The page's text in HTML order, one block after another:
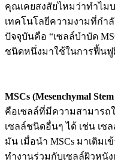
คุณเคยสงสัยไหมว่าทำไม
เทคโนโลยีความงามที่กำ
ปัจจุบันคือ “เซลล์บำบัด
ชนิดหนึ่งมาใช้ในการฟื้น
MSCs (Mesenchymal
คือเซลล์ที่มีความสามารถ
เซลล์ชนิดอื่นๆ ได้ เช่น เซ
มัน เมื่อนำ MSCs มาเติมเ
ทำงานร่วมกับเซลล์ผิวหนั